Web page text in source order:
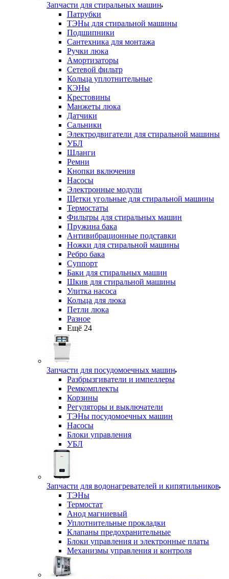
Запчасти для стиральных машин
Патрубки
ТЭНы для стиральной машины
Подшипники
Сантехника для монтажа
Ручки люка
Амортизаторы
Сетевой фильтр
Кольца уплотнительные
КЭНы
Крестовины
Манжеты люка
Датчики
Сальники
Электродвигатели для стиральной машины
УБЛ
Шланги
Ремни
Кнопки включения
Насосы
Электронные модули
Щетки угольные для стиральной машины
Термостаты
Фильтры для стиральных машин
Пружина бака
Антивибрационные подставки
Ножки для стиральной машины
Ребро бака
Суппорт
Баки для стиральных машин
Шкив для стиральной машины
Улитка насоса
Кольца для люка
Петли люка
Разное
Ещё 24
Запчасти для посудомоечных машин
Разбрызгиватели и импеллеры
Ремкомплекты
Корзины
Регуляторы и выключатели
ТЭНы посудомоечных машин
Насосы
Блоки управления
УБЛ
Запчасти для водонагревателей и кипятильников
ТЭНы
Термостат
Анод магниевый
Уплотнительные прокладки
Клапаны предохранительные
Блоки управления и электронные платы
Механизмы управления и контроля